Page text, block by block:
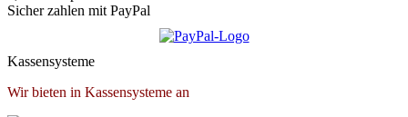
Sicher zahlen mit PayPal
Kassensysteme
Wir bieten in Kassensysteme an